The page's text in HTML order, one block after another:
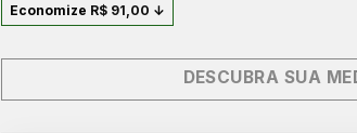
Economize R$ 91,00 ↓
DESCUBRA SUA